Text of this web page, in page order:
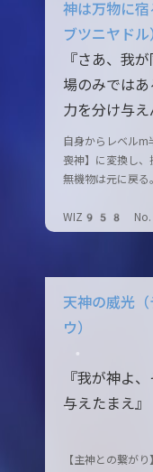
神は万物に
ブツニヤドル
『さあ、我
場のみでは
力を分け与え
自身からレベル
喪神】に変換し、
無機物は元に戻る。
WIZ958
天神の威光
ウ）
『我が神よ
与えたまえ』
【主神との繋が